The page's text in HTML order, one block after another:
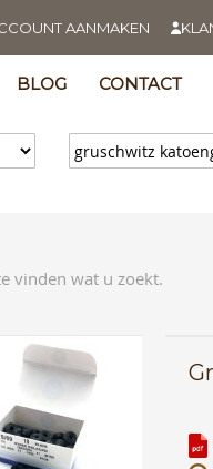
AANMAKEN
BLOG CONTACT
vinden wat u zoekt.